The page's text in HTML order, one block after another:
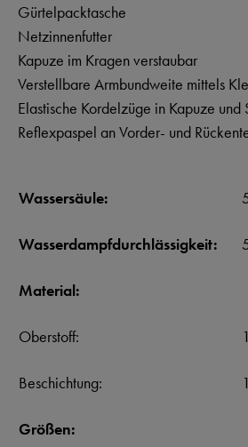
Gürtelpacktasche
Netzinnenfutter
Kapuze im Kragen verstaubar
Verstellbare Armbundweite mittels
Elastische Kordelzüge in Kapuze und
Reflexpaspel an Vorder- und
Wassersäule:
Wasserdampfdurchlässigkeit:
Material:
Oberstoff:
Beschichtung:
Größen: